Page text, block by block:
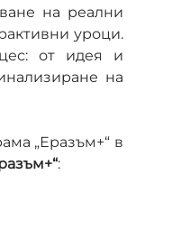
на реални
уроци.
от идея и
на
„Еразъм+“ в
: